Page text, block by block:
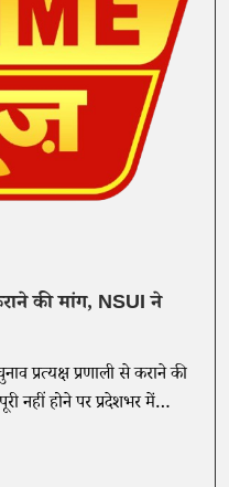
की मांग, NSUI ने
प्रत्यक्ष प्रणाली से कराने की
नहीं होने पर प्रदेशभर में